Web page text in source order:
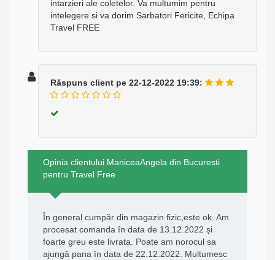
intarzieri ale coletelor. Va multumim pentru
intelegere si va dorim Sarbatori Fericite, Echipa
Travel FREE
Răspuns client pe 22-12-2022 19:39:
Opinia clientului ManiceaAngela din Bucuresti
pentru Travel Free
În general cumpăr din magazin fizic,este ok. Am
procesat comanda în data de 13.12.2022 și
foarte greu este livrata. Poate am norocul sa
ajungă pana în data de 22.12.2022. Multumesc